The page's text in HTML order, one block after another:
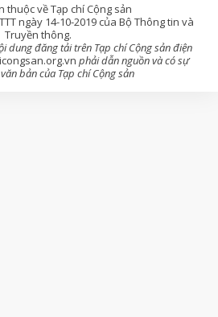
thuộc về Tạp chí Cộng sản
ngày 14-10-2019 của Bộ Thông tin và
Truyền thông.
dung đăng tải trên Tạp chí Cộng sản điện
phải dẫn nguồn và có sự
bản của Tạp chí Cộng sản